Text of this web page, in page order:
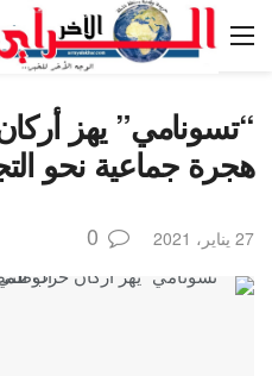
“تسونامي” يهز
هجرة جماعية نحو
27 يناير، 2021 0